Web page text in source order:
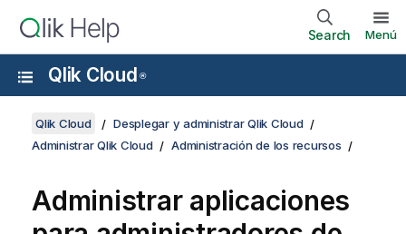
Search Menú
Qlik Cloud ®
Qlik Cloud
Desplegar y administrar Qlik Cloud
Administrar Qlik Cloud
Administración de los recursos
Administrar aplicaciones